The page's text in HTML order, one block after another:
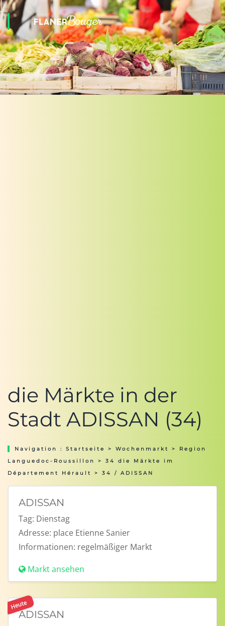
die Märkte in der
Stadt ADISSAN (34)
Navigation : Startseite > Wochenmarkt > Region
Languedoc-Roussillon
> 34 die Märkte im
Département Hérault
> 34 / ADISSAN
ADISSAN
Tag: Dienstag
Adresse: place Etienne Sanier
Informationen: regelmäßiger Markt
Markt ansehen
Heute
ADISSAN